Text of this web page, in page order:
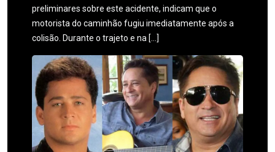
preliminares sobre este acidente, indicam que o
motorista do caminhão fugiu imediatamente após a
colisão. Durante o trajeto e na […]